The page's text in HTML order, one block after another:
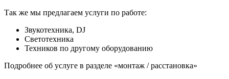
Так же мы предлагаем услуги по работе:
Звукотехника, DJ
Светотехника
Техников по другому оборудованию
Подробнее об услуге в разделе «монтаж / расстановка»